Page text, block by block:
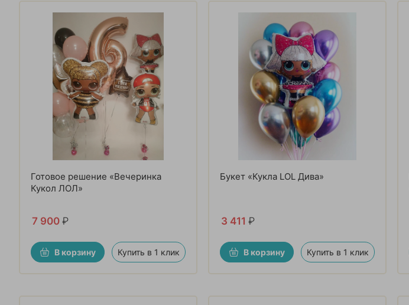
Готовое решение «Вечеринка
Кукол ЛОЛ»
7 900 ₽
В корзину Купить в 1 клик
Букет «Кукла LOL Дива»
3 411 ₽
В корзину Купить в 1 клик